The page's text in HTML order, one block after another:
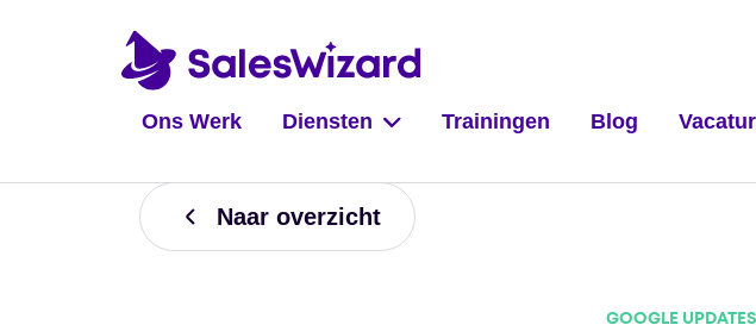
Ons Werk Diensten Trainingen Blog
Naar overzicht
GOOGLE